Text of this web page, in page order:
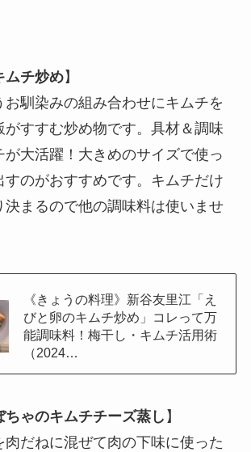
ムチ炒め】
お馴染みの組み合わせにキムチを
がすすむ炒め物です。具材＆調味
が大活躍！大きめのサイズで使っ
すのがおすすめです。キムチだけ
決まるので他の調味料は使いませ
《きょうの料理》新谷友里江「え
びと卵のキムチ炒め」コレって万
能調味料！梅干し・キムチ活用術
（2024…
ちゃのキムチチーズ蒸し 】
肉だねに混ぜて肉の下味に使った